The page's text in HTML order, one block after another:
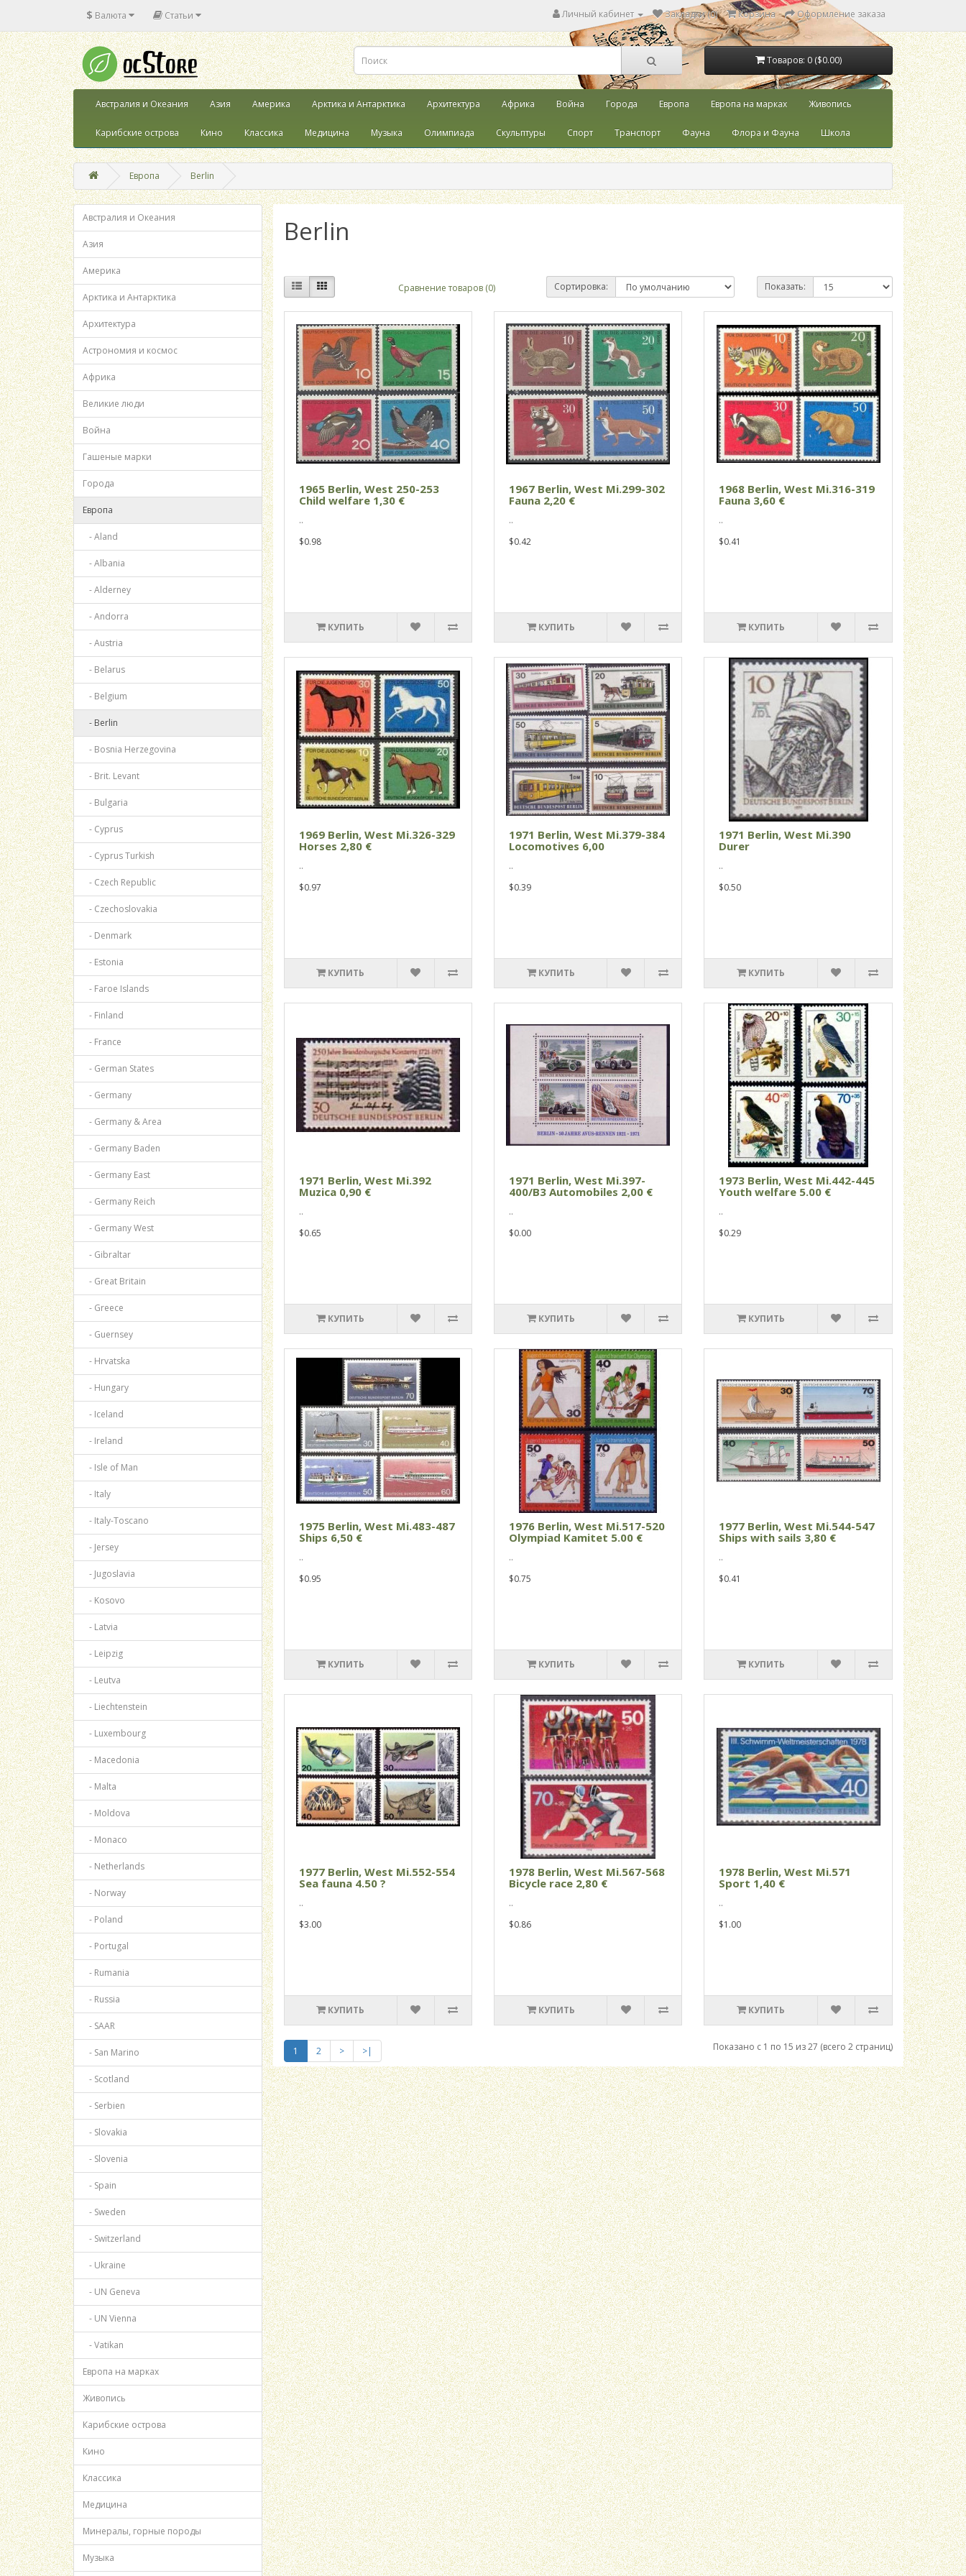
$ Валюта Статьи Личный кабинет Закладки (0) Корзина Оформление заказа
Товаров: 0 ($0.00)
Австралия и Океания Азия Америка Арктика и Антарктика Архитектура Африка Война Города Европа Европа на марках Живопись
Карибские острова Кино Классика Медицина Музыка Олимпиада Скульптуры Спорт Транспорт Фауна Флора и Фауна Школа
Европа Berlin
Австралия и Океания
Азия
Америка
Арктика и Антарктика
Архитектура
Астрономия и космос
Африка
Великие люди
Война
Гашеные марки
Города
Европа
- Aland
- Albania
- Alderney
- Andorra
- Austria
- Belarus
- Belgium
- Berlin
- Bosnia Herzegovina
- Brit. Levant
- Bulgaria
- Cyprus
- Cyprus Turkish
- Czech Republic
- Czechoslovakia
- Denmark
- Estonia
- Faroe Islands
- Finland
- France
- German States
- Germany
- Germany & Area
- Germany Baden
- Germany East
- Germany Reich
- Germany West
- Gibraltar
- Great Britain
- Greece
- Guernsey
- Hrvatska
- Hungary
- Iceland
- Ireland
- Isle of Man
- Italy
- Italy-Toscano
- Jersey
- Jugoslavia
- Kosovo
- Latvia
- Leipzig
- Leutva
- Liechtenstein
- Luxembourg
- Macedonia
- Malta
- Moldova
- Monaco
- Netherlands
- Norway
- Poland
- Portugal
- Rumania
- Russia
- SAAR
- San Marino
- Scotland
- Serbien
- Slovakia
- Slovenia
- Spain
- Sweden
- Switzerland
- Ukraine
- UN Geneva
- UN Vienna
- Vatikan
Европа на марках
Живопись
Карибские острова
Кино
Классика
Медицина
Минералы, горные породы
Музыка
Berlin
Сравнение товаров (0) Сортировка: Показать:
1965 Berlin, West 250-253
Child welfare 1,30 €
..
$0.98
КУПИТЬ
1967 Berlin, West Mi.299-302
Fauna 2,20 €
..
$0.42
КУПИТЬ
1968 Berlin, West Mi.316-319
Fauna 3,60 €
..
$0.41
КУПИТЬ
1969 Berlin, West Mi.326-329
Horses 2,80 €
..
$0.97
КУПИТЬ
1971 Berlin, West Mi.379-384
Locomotives 6,00
..
$0.39
КУПИТЬ
1971 Berlin, West Mi.390
Durer
..
$0.50
КУПИТЬ
1971 Berlin, West Mi.392
Muzica 0,90 €
..
$0.65
КУПИТЬ
1971 Berlin, West Mi.397-
400/B3 Automobiles 2,00 €
..
$0.00
КУПИТЬ
1973 Berlin, West Mi.442-445
Youth welfare 5.00 €
..
$0.29
КУПИТЬ
1975 Berlin, West Mi.483-487
Ships 6,50 €
..
$0.95
КУПИТЬ
1976 Berlin, West Mi.517-520
Olympiad Kamitet 5.00 €
..
$0.75
КУПИТЬ
1977 Berlin, West Mi.544-547
Ships with sails 3,80 €
..
$0.41
КУПИТЬ
1977 Berlin, West Mi.552-554
Sea fauna 4.50 ?
..
$3.00
КУПИТЬ
1978 Berlin, West Mi.567-568
Bicycle race 2,80 €
..
$0.86
КУПИТЬ
1978 Berlin, West Mi.571
Sport 1,40 €
..
$1.00
КУПИТЬ
1 2 > >| Показано с 1 по 15 из 27 (всего 2 страниц)